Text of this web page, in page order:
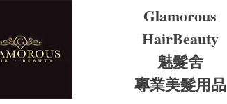
Glamorous
HairBeauty
魅髮舍
​​專業美髮用品